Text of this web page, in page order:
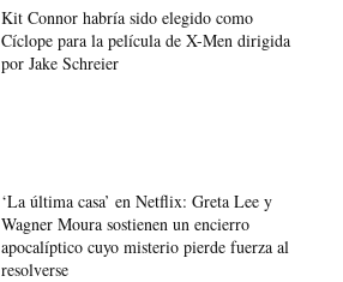
Kit Connor habría sido elegido como
Cíclope para la película de X-Men dirigida
por Jake Schreier
‘La última casa’ en Netflix: Greta Lee y
Wagner Moura sostienen un encierro
apocalíptico cuyo misterio pierde fuerza al
resolverse